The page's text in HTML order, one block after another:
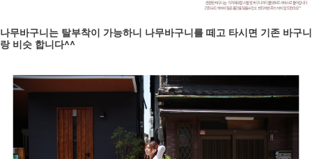
나무바구니는 탈부착이 가능하니 나무바구니를 떼고 타시면 기존 바구니
랑 비슷 합니다^^